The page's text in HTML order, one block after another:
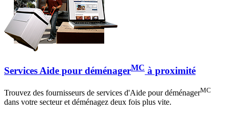
Services Aide pour déménagerMC à proximité
Trouvez des fournisseurs de services d'Aide pour déménagerMC
dans votre secteur et déménagez deux fois plus vite.